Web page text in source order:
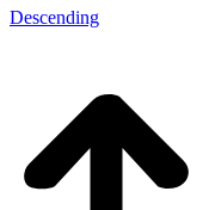
Descending